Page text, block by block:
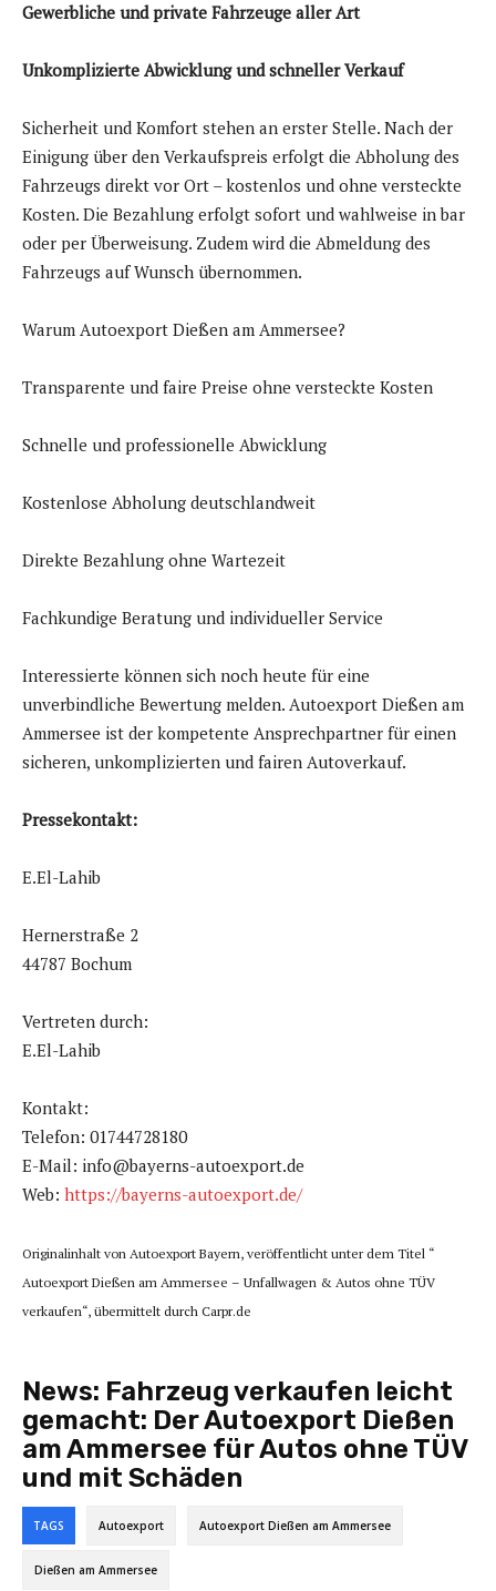
Gewerbliche und private Fahrzeuge aller Art
Unkomplizierte Abwicklung und schneller Verkauf
Sicherheit und Komfort stehen an erster Stelle. Nach der
Einigung über den Verkaufspreis erfolgt die Abholung des
Fahrzeugs direkt vor Ort – kostenlos und ohne versteckte
Kosten. Die Bezahlung erfolgt sofort und wahlweise in bar
oder per Überweisung. Zudem wird die Abmeldung des
Fahrzeugs auf Wunsch übernommen.
Warum Autoexport Dießen am Ammersee?
Transparente und faire Preise ohne versteckte Kosten
Schnelle und professionelle Abwicklung
Kostenlose Abholung deutschlandweit
Direkte Bezahlung ohne Wartezeit
Fachkundige Beratung und individueller Service
Interessierte können sich noch heute für eine
unverbindliche Bewertung melden. Autoexport Dießen am
Ammersee ist der kompetente Ansprechpartner für einen
sicheren, unkomplizierten und fairen Autoverkauf.
Pressekontakt:
E.El-Lahib
Hernerstraße 2
44787 Bochum
Vertreten durch:
E.El-Lahib
Kontakt:
Telefon: 01744728180
E-Mail: info@bayerns-autoexport.de
Web: https://bayerns-autoexport.de/
Originalinhalt von Autoexport Bayern, veröffentlicht unter dem Titel “
Autoexport Dießen am Ammersee – Unfallwagen & Autos ohne TÜV
verkaufen“, übermittelt durch Carpr.de
News: Fahrzeug verkaufen leicht
gemacht: Der Autoexport Dießen
am Ammersee für Autos ohne TÜV
und mit Schäden
TAGS Autoexport Autoexport Dießen am Ammersee
Dießen am Ammersee